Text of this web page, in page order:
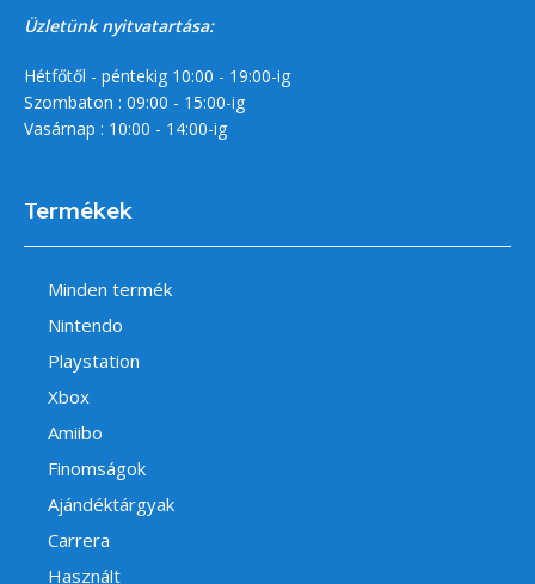
Üzletünk nyitvatartása:
Hétfőtől - péntekig 10:00 - 19:00-ig
Szombaton : 09:00 - 15:00-ig
Vasárnap : 10:00 - 14:00-ig
Termékek
Minden termék
Nintendo
Playstation
Xbox
Amiibo
Finomságok
Ajándéktárgyak
Carrera
Használt